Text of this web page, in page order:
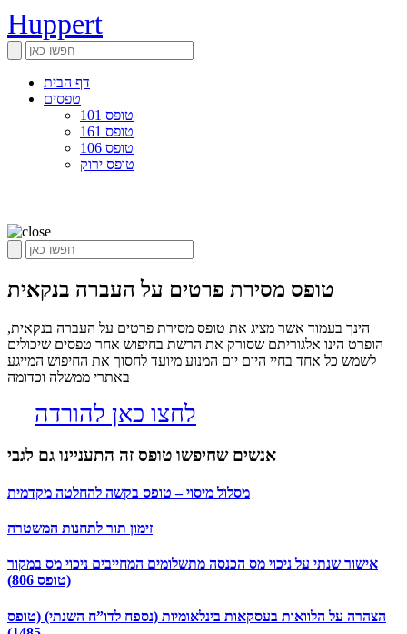
Huppert
דף הבית
טפסים
טופס 101
טופס 161
טופס 106
טופס ירוק
טופס מסירת פרטים על העברה בנקאית
הינך בעמוד אשר מציג את טופס מסירת פרטים על העברה בנקאית,
הופרט הינו אלגוריתם שסורק את הרשת בחיפוש אחר טפסים שיכולים
לשמש כל אחד בחיי היום יום המנוע מיועד לחסוך את החיפוש המייגע
באתרי ממשלה וכדומה
לחצו כאן להורדה
אנשים שחיפשו טופס זה התעניינו גם לגבי
מסלול מיסוי – טופס בקשה להחלטה מקדמית
זימון תור לתחנות המשטרה
אישור שנתי על ניכוי מס הכנסה מתשלומים המחייבים ניכוי מס במקור
(טופס 806)
הצהרה על הלוואות בעסקאות בינלאומיות (נספח לדו”ח השנתי) (טופס